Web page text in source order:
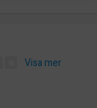
Visa mer